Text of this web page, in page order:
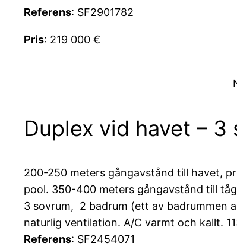
Referens: SF2901782
Pris: 219 000 €
Duplex vid havet – 3
200-250 meters gångavstånd till havet,
pool. 350-400 meters gångavstånd till
3 sovrum, 2 badrum (ett av badrummen
naturlig ventilation. A/C varmt och kallt.
Referens: SF2454071